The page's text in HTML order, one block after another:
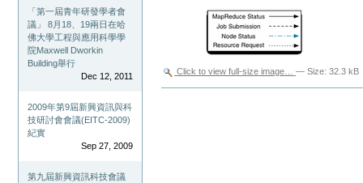
「第一屆青年研發學者會
議」 8月18、19兩日在哈
佛大學工程與應用科學學
院Maxwell Dworkin
Building舉行
Dec 12, 2011
2009年第9屆新興資訊與科
技研討會會議(EITC-2009)
紀實
Sep 27, 2009
第九屆新興資訊科技會議
Click to view full-size image… —Size:32.3 kB